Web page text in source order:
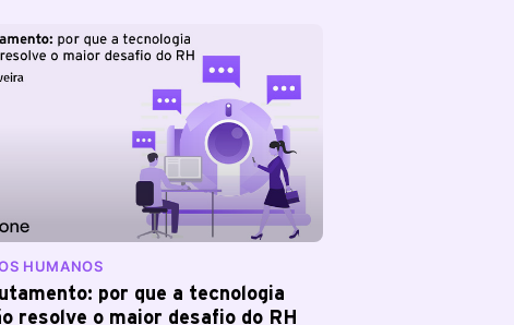
HUMANOS
por que a tecnologia
resolve o maior desafio do RH